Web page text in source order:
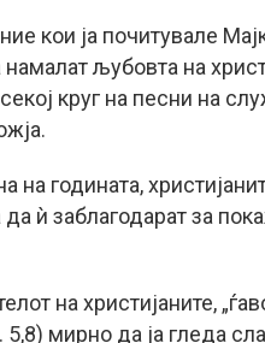
кои ја почитувале
љубовта на
круг на песни на
на годината,
ѝ заблагодарат за
на христијаните,
5,8) мирно да ја гледа